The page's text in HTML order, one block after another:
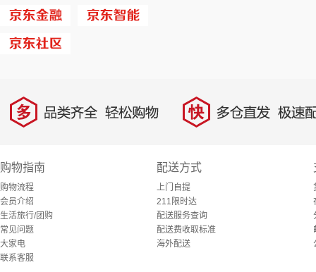
多 品类齐全，轻松购物 快 多仓直发，极速配
购物指南
购物流程
会员介绍
生活旅行/团购
常见问题
大家电
联系客服
配送方式
上门自提
211限时达
配送服务查询
配送费收取标准
海外配送